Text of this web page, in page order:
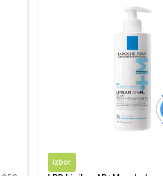
Izbor